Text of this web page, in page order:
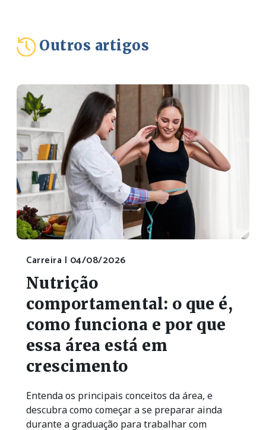
Outros artigos
Carreira | 04/08/2026
Nutrição
comportamental: o que é,
como funciona e por que
essa área está em
crescimento
Entenda os principais conceitos da área, e
descubra como começar a se preparar ainda
durante a graduação para trabalhar com